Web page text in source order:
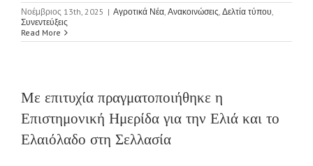
Νοέμβριος 13th, 2025 | Αγροτικά Νέα Ανακοινώσεις Δελτία τύπου
Συνεντεύξεις
Read More
Με επιτυχία πραγματοποιήθηκε η
Επιστημονική Ημερίδα για την Ελιά και το
Ελαιόλαδο στη Σελλασία